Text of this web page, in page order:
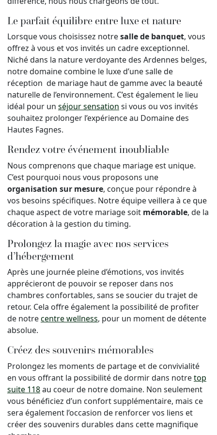
Le parfait équilibre entre luxe et nature
Lorsque vous choisissez notresalle de banquet, vous
offrez à vous et vos invités un cadre exceptionnel.
Niché dans la nature verdoyante des Ardennes belges,
notre domaine combine le luxe d’une salle de
réception de mariage haut de gamme avec la beauté
naturelle de l’environnement. C’est également le lieu
idéal pour un séjour sensation si vous ou vos invités
souhaitez prolonger l’expérience au Domaine des
Hautes Fagnes.
Rendez votre événement inoubliable
Nous comprenons que chaque mariage est unique.
C’est pourquoi nous vous proposons une
organisation sur mesure, conçue pour répondre à
vos besoins spécifiques. Notre équipe veillera à ce que
chaque aspect de votre mariage soit mémorable, de la
décoration à la gestion du timing.
Prolongez la magie avec nos services
d’hébergement
Après une journée pleine d’émotions, vos invités
apprécieront de pouvoir se reposer dans nos
chambres confortables, sans se soucier du trajet de
retour. Cela offre également la possibilité de profiter
de notrecentre wellness, pour un moment de détente
absolue.
Créez des souvenirs mémorables
Prolongez les moments de partage et de convivialité
en vous offrant la possibilité de dormir dans notretop
suite 118au coeur de notre domaine. Non seulement
vous bénéficiez d’un confort supplémentaire, mais ce
sera également l’occasion de renforcer vos liens et
créer des souvenirs durables dans cette magnifique